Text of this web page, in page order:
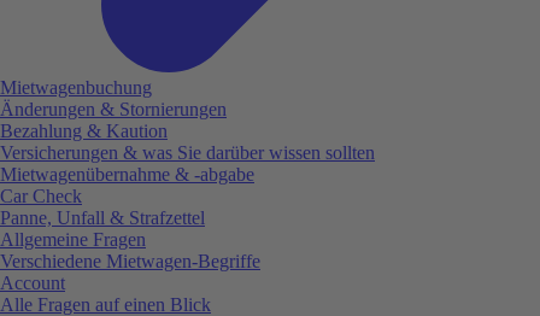
Mietwagenbuchung
Änderungen & Stornierungen
Bezahlung & Kaution
Versicherungen & was Sie darüber wissen sollten
Mietwagenübernahme & -abgabe
Car Check
Panne, Unfall & Strafzettel
Allgemeine Fragen
Verschiedene Mietwagen-Begriffe
Account
Alle Fragen auf einen Blick